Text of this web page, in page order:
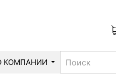
КОМПАНИИ